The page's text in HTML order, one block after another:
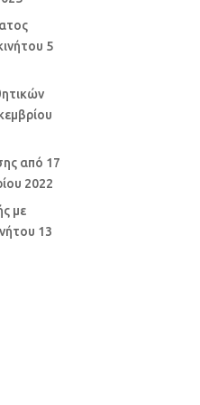
5
από 17
2022
με
13